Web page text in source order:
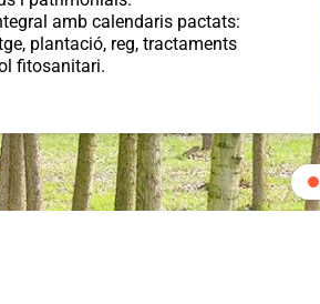
amb calendaris pactats:
plantació, reg, tractaments
fitosanitari.